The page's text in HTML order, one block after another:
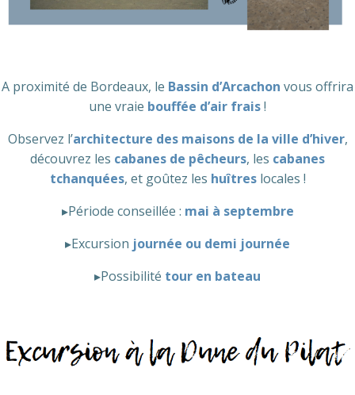
A proximité de Bordeaux, le Bassin d’Arcachon vous offrira
une vraie bouffée d’air frais!
Observez l’architecture des maisons de la ville d’hiver,
découvrez les cabanes de pêcheurs, les cabanes
tchanquées, et goûtez les huîtres locales !
▸Période conseillée : mai à septembre
▸Excursion journée ou demi journée
▸Possibilité tour en bateau